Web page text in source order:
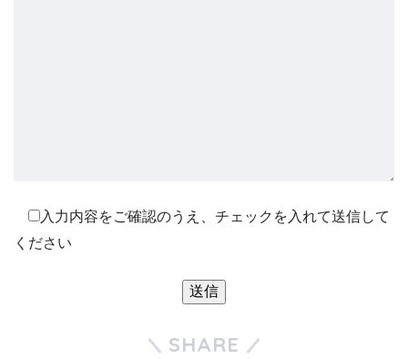
入力内容をご確認のうえ、チェックを入れて送信して
ください
SHARE